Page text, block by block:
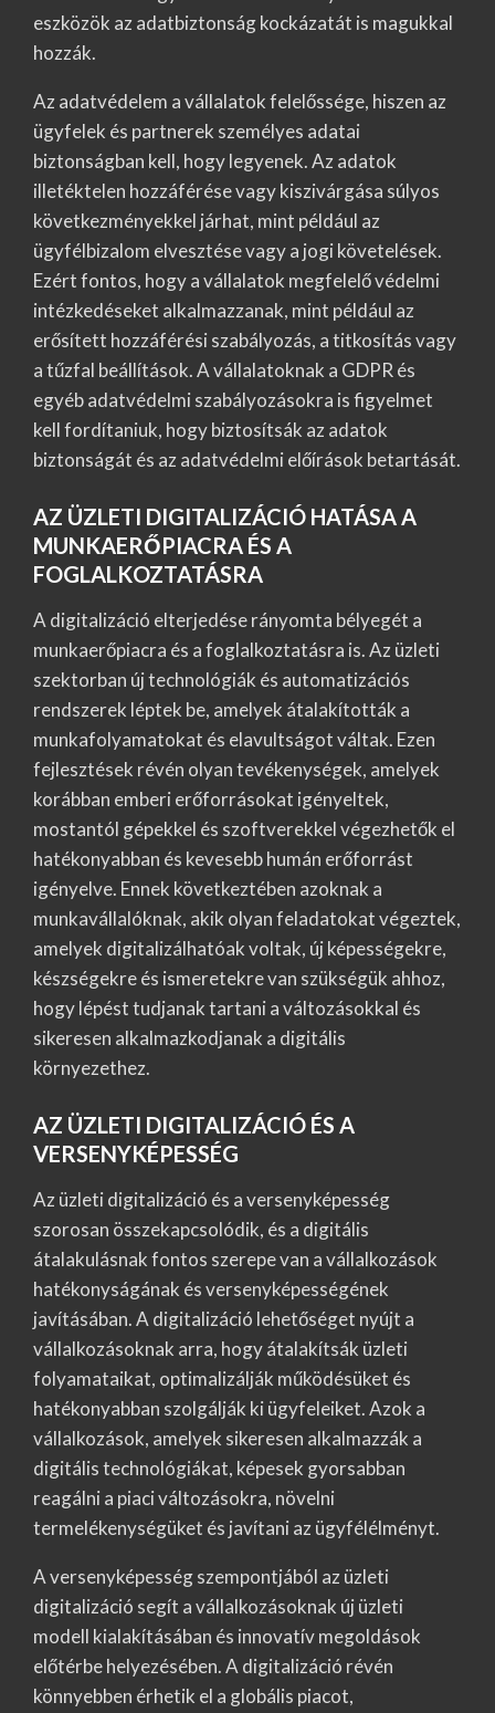
eszközök az adatbiztonság kockázatát is magukkal
hozzák.
Az adatvédelem a vállalatok felelőssége, hiszen az
ügyfelek és partnerek személyes adatai
biztonságban kell, hogy legyenek. Az adatok
illetéktelen hozzáférése vagy kiszivárgása súlyos
következményekkel járhat, mint például az
ügyfélbizalom elvesztése vagy a jogi követelések.
Ezért fontos, hogy a vállalatok megfelelő védelmi
intézkedéseket alkalmazzanak, mint például az
erősített hozzáférési szabályozás, a titkosítás vagy
a tűzfal beállítások. A vállalatoknak a GDPR és
egyéb adatvédelmi szabályozásokra is figyelmet
kell fordítaniuk, hogy biztosítsák az adatok
biztonságát és az adatvédelmi előírások betartását.
AZ ÜZLETI DIGITALIZÁCIÓ HATÁSA A
MUNKAERŐPIACRA ÉS A
FOGLALKOZTATÁSRA
A digitalizáció elterjedése rányomta bélyegét a
munkaerőpiacra és a foglalkoztatásra is. Az üzleti
szektorban új technológiák és automatizációs
rendszerek léptek be, amelyek átalakították a
munkafolyamatokat és elavultságot váltak. Ezen
fejlesztések révén olyan tevékenységek, amelyek
korábban emberi erőforrásokat igényeltek,
mostantól gépekkel és szoftverekkel végezhetők el
hatékonyabban és kevesebb humán erőforrást
igényelve. Ennek következtében azoknak a
munkavállalóknak, akik olyan feladatokat végeztek,
amelyek digitalizálhatóak voltak, új képességekre,
készségekre és ismeretekre van szükségük ahhoz,
hogy lépést tudjanak tartani a változásokkal és
sikeresen alkalmazkodjanak a digitális
környezethez.
AZ ÜZLETI DIGITALIZÁCIÓ ÉS A
VERSENYKÉPESSÉG
Az üzleti digitalizáció és a versenyképesség
szorosan összekapcsolódik, és a digitális
átalakulásnak fontos szerepe van a vállalkozások
hatékonyságának és versenyképességének
javításában. A digitalizáció lehetőséget nyújt a
vállalkozásoknak arra, hogy átalakítsák üzleti
folyamataikat, optimalizálják működésüket és
hatékonyabban szolgálják ki ügyfeleiket. Azok a
vállalkozások, amelyek sikeresen alkalmazzák a
digitális technológiákat, képesek gyorsabban
reagálni a piaci változásokra, növelni
termelékenységüket és javítani az ügyfélélményt.
A versenyképesség szempontjából az üzleti
digitalizáció segít a vállalkozásoknak új üzleti
modell kialakításában és innovatív megoldások
előtérbe helyezésében. A digitalizáció révén
könnyebben érhetik el a globális piacot,